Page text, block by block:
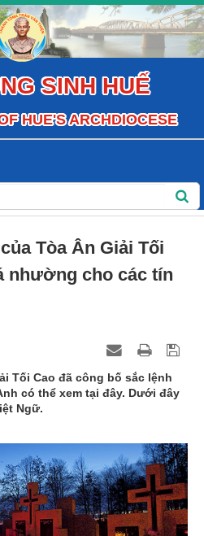
SINH HUẾ
HUE'S ARCHDIOCESE
Tòa Ân Giải Tối
nhường cho các tín
Tối Cao đã công bố sắc lệnh
có thể xem tại đây. Dưới đây
Ngữ.